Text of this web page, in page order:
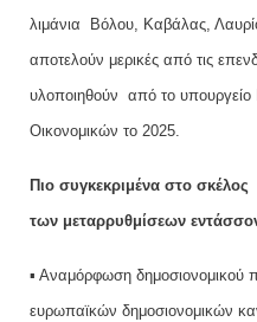
λιμάνια Βόλου, Καβάλας,
αποτελούν μερικές από τις
υλοποιηθούν από το υπουργείο
Οικονομικών το 2025.
Πιο συγκεκριμένα στο σκέλος
των μεταρρυθμίσεων
▪ Αναμόρφωση δημοσιονομικού
ευρωπαϊκών δημοσιονομικών